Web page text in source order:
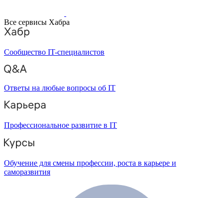
Все сервисы Хабра
Сообщество IT-специалистов
Ответы на любые вопросы об IT
Профессиональное развитие в IT
Обучение для смены профессии, роста в карьере и
саморазвития